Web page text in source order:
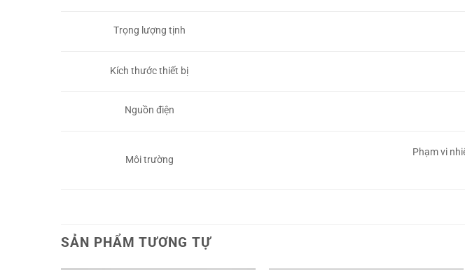
Trọng lượng tịnh
Kích thước thiết bị
Nguồn điện
Môi trường
Phạm vi
SẢN PHẨM TƯƠNG TỰ